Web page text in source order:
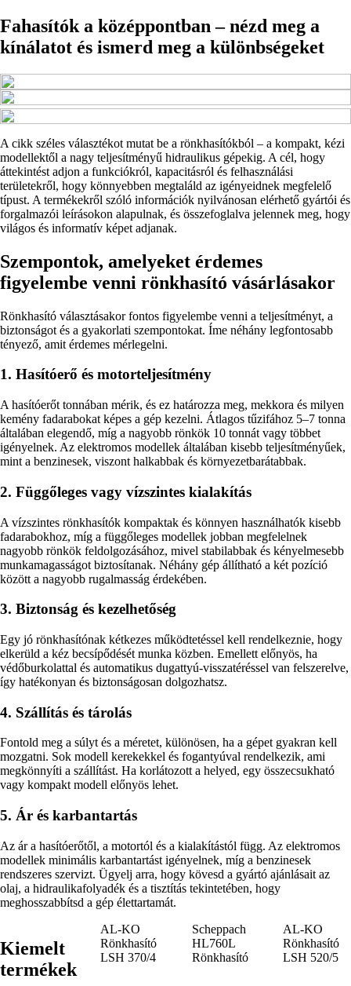
Fahasítók a középpontban – nézd meg a
kínálatot és ismerd meg a különbségeket
A cikk széles választékot mutat be a rönkhasítókból – a kompakt, kézi
modellektől a nagy teljesítményű hidraulikus gépekig. A cél, hogy
áttekintést adjon a funkciókról, kapacitásról és felhasználási
területekről, hogy könnyebben megtaláld az igényeidnek megfelelő
típust. A termékekről szóló információk nyilvánosan elérhető gyártói és
forgalmazói leírásokon alapulnak, és összefoglalva jelennek meg, hogy
világos és informatív képet adjanak.
Szempontok, amelyeket érdemes
figyelembe venni rönkhasító vásárlásakor
Rönkhasító választásakor fontos figyelembe venni a teljesítményt, a
biztonságot és a gyakorlati szempontokat. Íme néhány legfontosabb
tényező, amit érdemes mérlegelni.
1. Hasítóerő és motorteljesítmény
A hasítóerőt tonnában mérik, és ez határozza meg, mekkora és milyen
kemény fadarabokat képes a gép kezelni. Átlagos tűzifához 5–7 tonna
általában elegendő, míg a nagyobb rönkök 10 tonnát vagy többet
igényelnek. Az elektromos modellek általában kisebb teljesítményűek,
mint a benzinesek, viszont halkabbak és környezetbarátabbak.
2. Függőleges vagy vízszintes kialakítás
A vízszintes rönkhasítók kompaktak és könnyen használhatók kisebb
fadarabokhoz, míg a függőleges modellek jobban megfelelnek
nagyobb rönkök feldolgozásához, mivel stabilabbak és kényelmesebb
munkamagasságot biztosítanak. Néhány gép állítható a két pozíció
között a nagyobb rugalmasság érdekében.
3. Biztonság és kezelhetőség
Egy jó rönkhasítónak kétkezes működtetéssel kell rendelkeznie, hogy
elkerüld a kéz becsípődését munka közben. Emellett előnyös, ha
védőburkolattal és automatikus dugattyú-visszatéréssel van felszerelve,
így hatékonyan és biztonságosan dolgozhatsz.
4. Szállítás és tárolás
Fontold meg a súlyt és a méretet, különösen, ha a gépet gyakran kell
mozgatni. Sok modell kerekekkel és fogantyúval rendelkezik, ami
megkönnyíti a szállítást. Ha korlátozott a helyed, egy összecsukható
vagy kompakt modell előnyös lehet.
5. Ár és karbantartás
Az ár a hasítóerőtől, a motortól és a kialakítástól függ. Az elektromos
modellek minimális karbantartást igényelnek, míg a benzinesek
rendszeres szervizt. Ügyelj arra, hogy kövesd a gyártó ajánlásait az
olaj, a hidraulikafolyadék és a tisztítás tekintetében, hogy
meghosszabbítsd a gép élettartamát.
Kiemelt
termékek
AL-KO
Rönkhasító
LSH 370/4
Scheppach
HL760L
Rönkhasító
AL-KO
Rönkhasító
LSH 520/5